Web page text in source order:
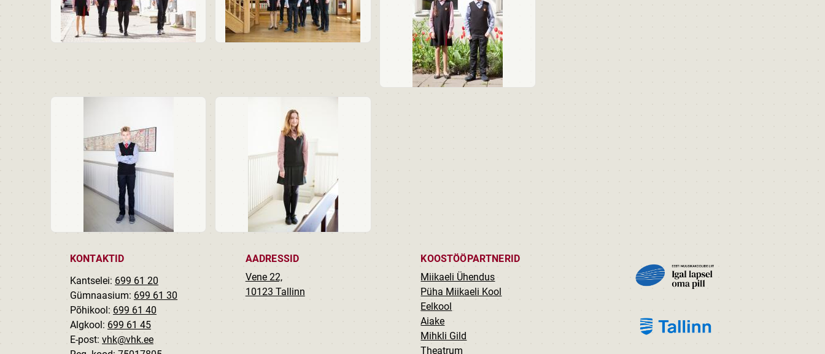
KONTAKTID
Kantselei: 699 61 20
Gümnaasium: 699 61 30
Põhikool: 699 61 40
Algkool: 699 61 45
E-post: vhk@vhk.ee
AADRESSID
Vene 22,
10123 Tallinn
KOOSTÖÖPARTNERID
Miikaeli Ühendus
Püha Miikaeli Kool
Eelkool
Aiake
Mihkli Gild
Theatrum
PILT
PILT